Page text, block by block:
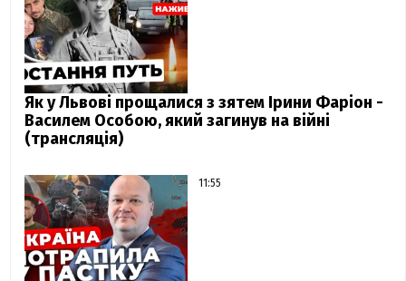
Як у Львові прощалися з зятем Ірини Фаріон -
Василем Особою, який загинув на війні
(трансляція)
11:55